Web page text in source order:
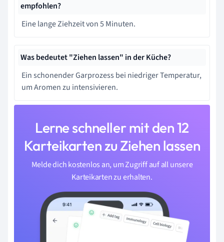
empfohlen?
Eine lange Ziehzeit von 5 Minuten.
Was bedeutet "Ziehen lassen" in der Küche?
Ein schonender Garprozess bei niedriger Temperatur,
um Aromen zu intensivieren.
Lerne schneller mit den 12
Karteikarten zu Ziehen lassen
Melde dich kostenlos an, um Zugriff auf all unsere
Karteikarten zu erhalten.